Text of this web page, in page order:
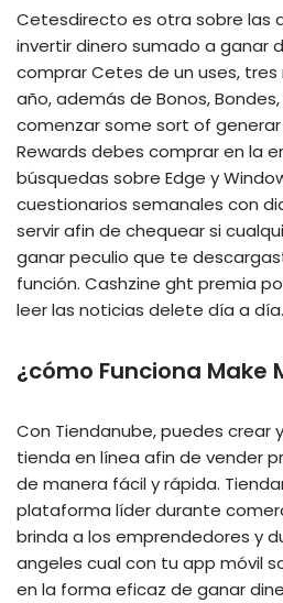
Cetesdirecto es otra sobre las
invertir dinero sumado a ganar
comprar Cetes de un uses, tres
año, además de Bonos,
comenzar some sort of
Rewards debes comprar en la
búsquedas sobre Edge y
cuestionarios semanales con
servir afin de chequear si
ganar peculio que te
función. Cashzine ght premia
leer las noticias delete día a día.
¿cómo Funciona Make
Con Tiendanube, puedes crear
tienda en línea afin de vender
de manera fácil y rápida.
plataforma líder durante
brinda a los emprendedores y
angeles cual con tu app móvil
en la forma eficaz de ganar